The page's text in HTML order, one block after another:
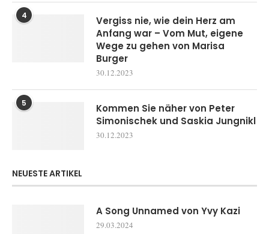
4
Vergiss nie, wie dein Herz am
Anfang war – Vom Mut, eigene
Wege zu gehen von Marisa
Burger
30.12.2023
5
Kommen Sie näher von Peter
Simonischek und Saskia Jungnikl
30.12.2023
NEUESTE ARTIKEL
A Song Unnamed von Yvy Kazi
29.03.2024